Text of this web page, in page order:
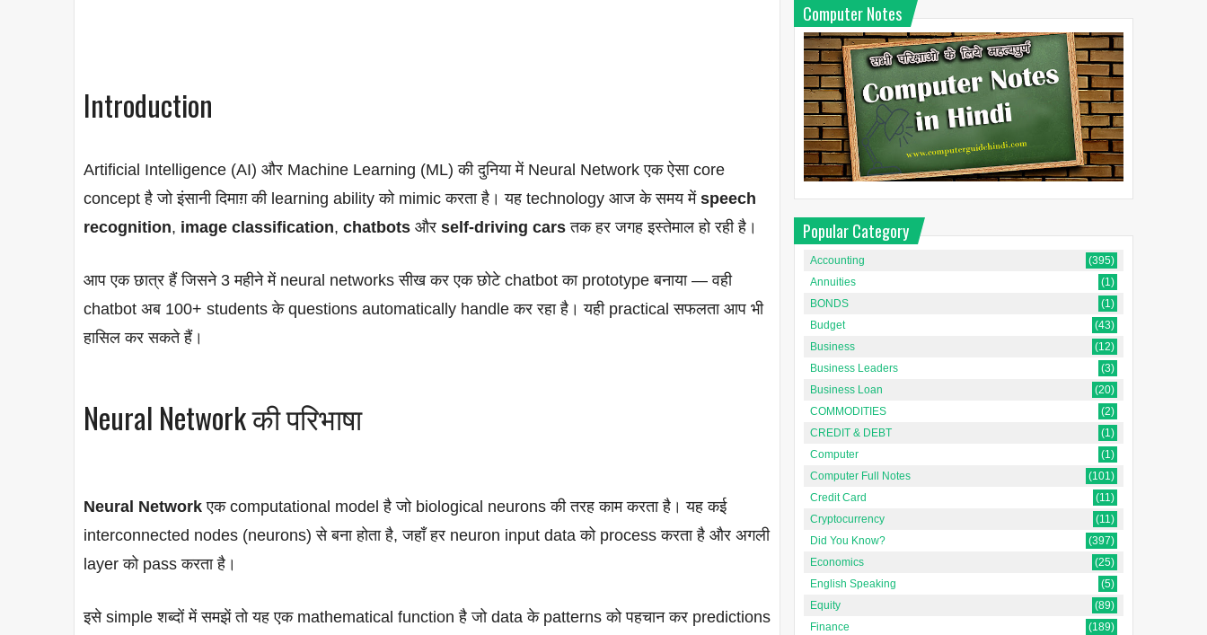
Introduction
Artificial Intelligence (AI) और Machine Learning (ML) की दुनिया में Neural Network एक ऐसा core
concept है जो इंसानी दिमाग़ की learning ability को mimic करता है। यह technology आज के समय में speech
recognition, image classification, chatbots और self-driving cars तक हर जगह इस्तेमाल हो रही है।
आप एक छात्र हैं जिसने 3 महीने में neural networks सीख कर एक छोटे chatbot का prototype बनाया — वही
chatbot अब 100+ students के questions automatically handle कर रहा है। यही practical सफलता आप भी
हासिल कर सकते हैं।
Neural Network की परिभाषा
Neural Network एक computational model है जो biological neurons की तरह काम करता है। यह कई
interconnected nodes (neurons) से बना होता है, जहाँ हर neuron input data को process करता है और अगली
layer को pass करता है।
इसे simple शब्दों में समझें तो यह एक mathematical function है जो data के patterns को पहचान कर predictions
Computer Notes
Popular Category
Accounting
(395)
Annuities
(1)
BONDS
(1)
Budget
(43)
Business
(12)
Business Leaders
(3)
Business Loan
(20)
COMMODITIES
(2)
CREDIT & DEBT
(1)
Computer
(1)
Computer Full Notes
(101)
Credit Card
(11)
Cryptocurrency
(11)
Did You Know?
(397)
Economics
(25)
English Speaking
(5)
Equity
(89)
Finance
(189)